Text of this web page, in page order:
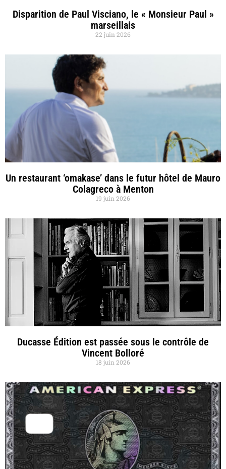
Disparition de Paul Visciano, le « Monsieur Paul »
marseillais
22 juin 2026
Un restaurant ‘omakase’ dans le futur hôtel de Mauro
Colagreco à Menton
19 juin 2026
Ducasse Édition est passée sous le contrôle de
Vincent Bolloré
18 juin 2026